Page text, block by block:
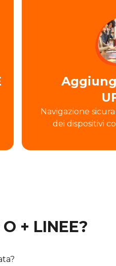
Navigazione
dei dispositivi
+ LINEE?